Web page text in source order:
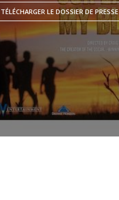
TÉLÉCHARGER LE DOSSIER DE PRESSE